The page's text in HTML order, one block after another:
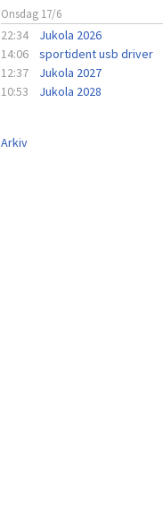
Onsdag 17/6
22:34 Jukola 2026
14:06
sportident usb driver
12:37
Jukola 2027
10:53
Jukola 2028
Arkiv